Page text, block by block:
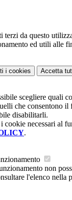
terzi da questo
ed utili alle
i cookies Accetta
scegliere quali
che consentono il
disabilitarli.
cookie necessari al
.
non
l'elenco nella